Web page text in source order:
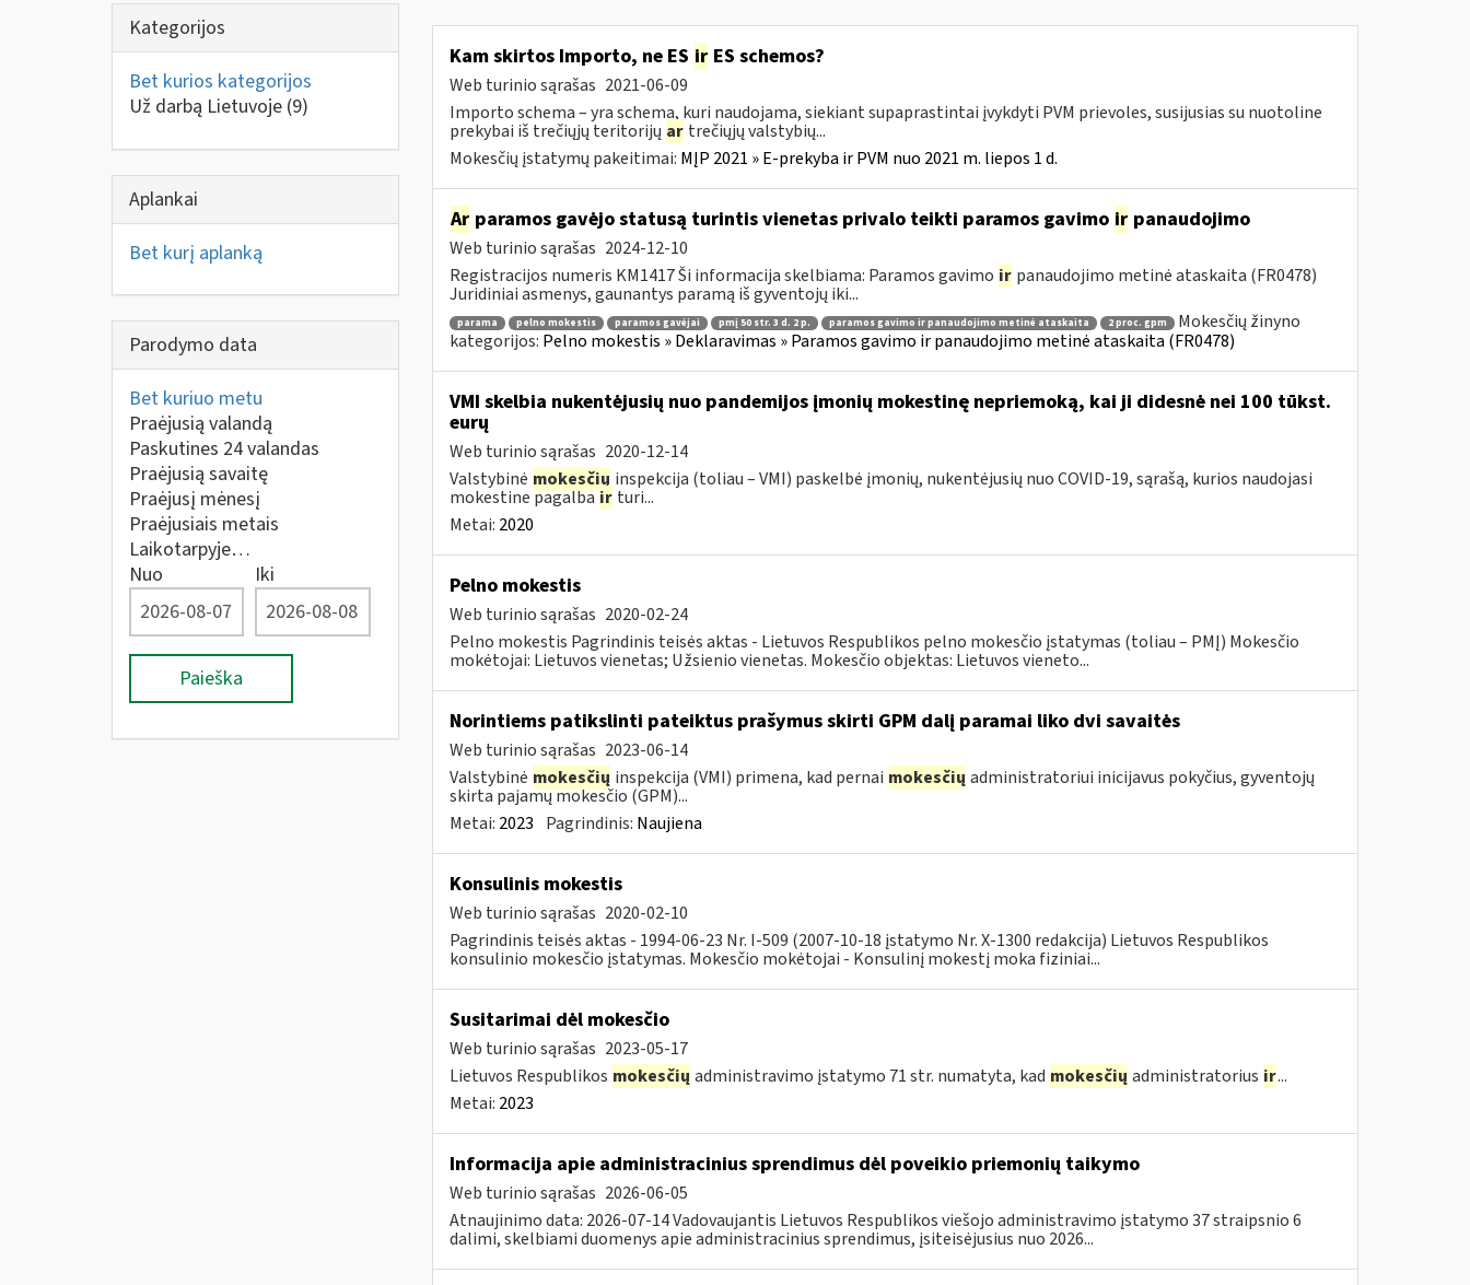
Kategorijos
Bet kurios kategorijos
Už darbą Lietuvoje (9)
Aplankai
Bet kurį aplanką
Parodymo data
Bet kuriuo metu
Praėjusią valandą
Paskutines 24 valandas
Praėjusią savaitę
Praėjusį mėnesį
Praėjusiais metais
Laikotarpyje…
Nuo
Iki
Paieška
Kam skirtos Importo, ne ES irES schemos?
Web turinio sąrašas 2021-06-09
Importo schema – yra schema, kuri naudojama, siekiant supaprastintai įvykdyti PVM prievoles, susijusias su nuotoline
prekybai iš trečiųjų teritorijų ar trečiųjų valstybių...
Mokesčių įstatymų pakeitimai: MĮP 2021 » E-prekyba ir PVM nuo 2021 m. liepos 1 d.
Arparamos gavėjo statusą turintis vienetas privalo teikti paramos gavimo irpanaudojimo
Web turinio sąrašas 2024-12-10
Registracijos numeris KM1417 Ši informacija skelbiama: Paramos gavimo ir panaudojimo metinė ataskaita (FR0478)
Juridiniai asmenys, gaunantys paramą iš gyventojų iki...
parama pelno mokestis paramos gavėjai pmį 50 str. 3 d. 2 p. paramos gavimo ir panaudojimo metinė ataskaita 2 proc. gpm
Mokesčių žinyno
kategorijos: Pelno mokestis » Deklaravimas » Paramos gavimo ir panaudojimo metinė ataskaita (FR0478)
VMI skelbia nukentėjusių nuo pandemijos įmonių mokestinę nepriemoką, kai ji didesnė nei 100 tūkst.
eurų
Web turinio sąrašas 2020-12-14
Valstybinė mokesčių inspekcija (toliau – VMI) paskelbė įmonių, nukentėjusių nuo COVID-19, sąrašą, kurios naudojasi
mokestine pagalbair turi...
Metai: 2020
Pelno mokestis
Web turinio sąrašas 2020-02-24
Pelno mokestis Pagrindinis teisės aktas - Lietuvos Respublikos pelno mokesčio įstatymas (toliau – PMĮ) Mokesčio
mokėtojai: Lietuvos vienetas; Užsienio vienetas. Mokesčio objektas: Lietuvos vieneto...
Norintiems patikslinti pateiktus prašymus skirti GPM dalį paramai liko dvi savaitės
Web turinio sąrašas 2023-06-14
Valstybinė mokesčių inspekcija (VMI) primena, kad pernai mokesčių administratoriui inicijavus pokyčius, gyventojų
skirta pajamų mokesčio (GPM)...
Metai: 2023 Pagrindinis: Naujiena
Konsulinis mokestis
Web turinio sąrašas 2020-02-10
Pagrindinis teisės aktas - 1994-06-23 Nr. I-509 (2007-10-18 įstatymo Nr. X-1300 redakcija) Lietuvos Respublikos
konsulinio mokesčio įstatymas. Mokesčio mokėtojai - Konsulinį mokestį moka fiziniai...
Susitarimai dėl mokesčio
Web turinio sąrašas 2023-05-17
Lietuvos Respublikos mokesčių administravimo įstatymo 71 str. numatyta, kad mokesčių administratorius ir...
Metai: 2023
Informacija apie administracinius sprendimus dėl poveikio priemonių taikymo
Web turinio sąrašas 2026-06-05
Atnaujinimo data: 2026-07-14 Vadovaujantis Lietuvos Respublikos viešojo administravimo įstatymo 37 straipsnio 6
dalimi, skelbiami duomenys apie administracinius sprendimus, įsiteisėjusius nuo 2026...